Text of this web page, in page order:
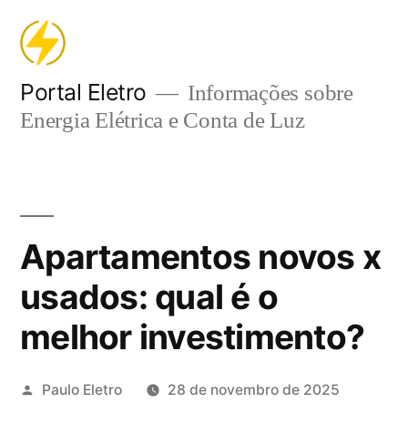
Pular
para
conteúdo
Portal Eletro
Informações sobre
Energia Elétrica e Conta de Luz
Apartamentos novos x
usados: qual é o
melhor investimento?
Publicado
Paulo Eletro 28 de novembro de 2025